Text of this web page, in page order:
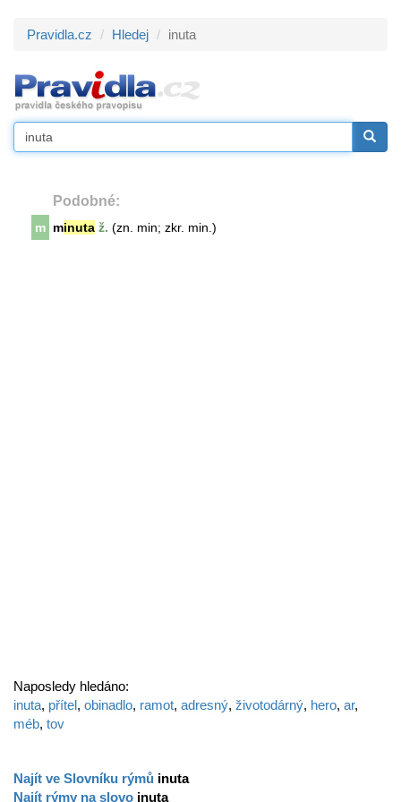
Pravidla.cz Hledej inuta
Podobné:
m minuta ž. (zn. min; zkr. min.)
Naposledy hledáno:
inuta, přítel, obinadlo, ramot, adresný, životodárný, hero, ar,
méb, tov
Najít ve Slovníku rýmů inuta
Najít rýmy na slovo inuta